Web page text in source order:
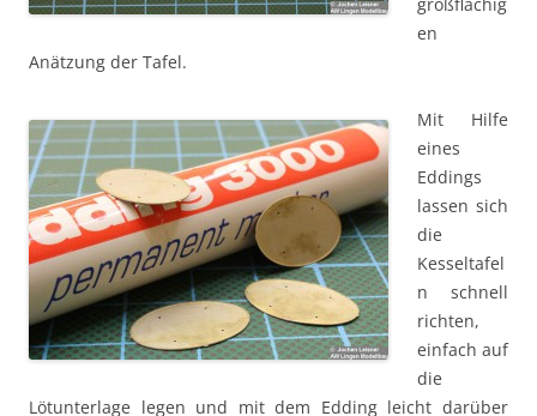
en
Anätzung der Tafel.
Mit Hilfe
eines
Eddings
lassen sich
die
Kesseltafel
n schnell
richten,
einfach auf
die
Lötunterlage legen und mit dem Edding leicht darüber